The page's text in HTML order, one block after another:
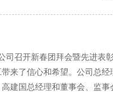
司召开新春团拜会暨先进
来了信心和希望。公司总
建国总经理和董事会、监事